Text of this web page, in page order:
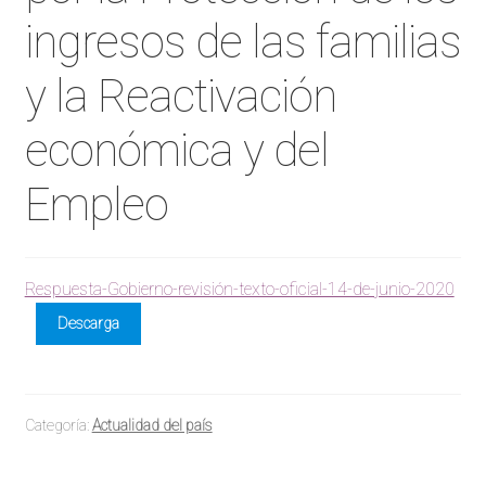
ingresos de las familias
y la Reactivación
económica y del
Empleo
Respuesta-Gobierno-revisión-texto-oficial-14-de-junio-2020
Descarga
Categoría:Actualidad del país